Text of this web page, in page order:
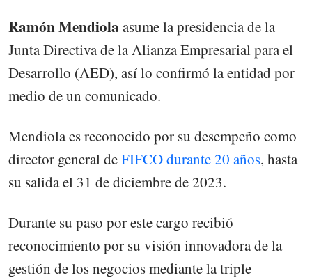
Ramón Mendiola asume la presidencia de la
Junta Directiva de la Alianza Empresarial para el
Desarrollo (AED), así lo confirmó la entidad por
medio de un comunicado.
Mendiola es reconocido por su desempeño como
director general deFIFCO durante 20 años, hasta
su salida el 31 de diciembre de 2023.
Durante su paso por este cargo recibió
reconocimiento por su visión innovadora de la
gestión de los negocios mediante la triple